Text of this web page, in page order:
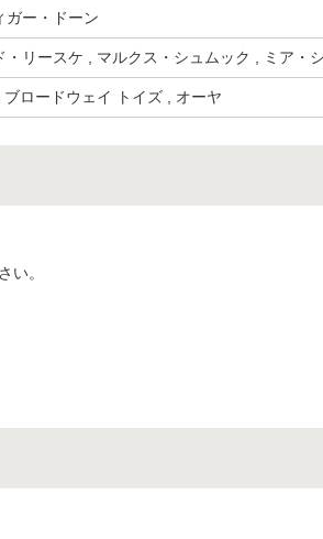
ガー・ドーン
・リースケ , マルクス・シュムック , ミア・
ブロードウェイ トイズ , オーヤ
い。